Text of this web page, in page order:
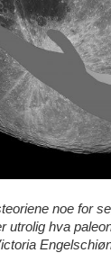
noe for
utrolig hva